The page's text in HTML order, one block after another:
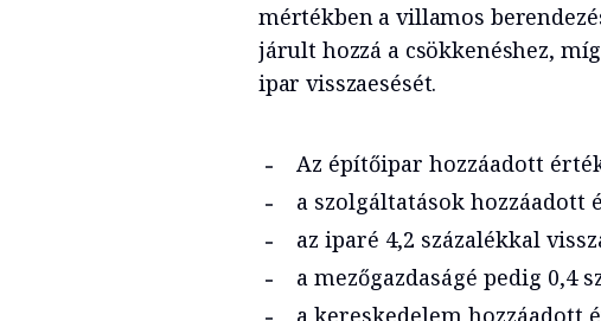
mértékben a villamos
járult hozzá a csökkenéshez,
ipar visszaesését.
Az építőipar hozzáadott
a szolgáltatások hozzáadott
az iparé 4,2 százalékkal
a mezőgazdaságé pedig 0,4
a kereskedelem hozzáadott